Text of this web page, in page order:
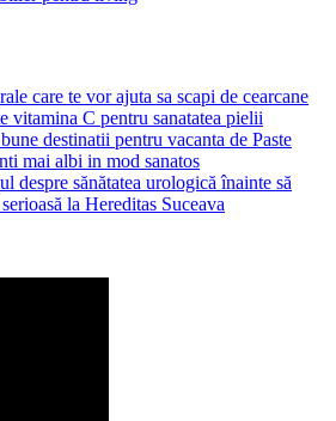
care te vor ajuta sa scapi de cearcane
vitamina C pentru sanatatea pielii
destinatii pentru vacanta de Paste
mai albi in mod sanatos
despre sănătatea urologică înainte să
la Hereditas Suceava